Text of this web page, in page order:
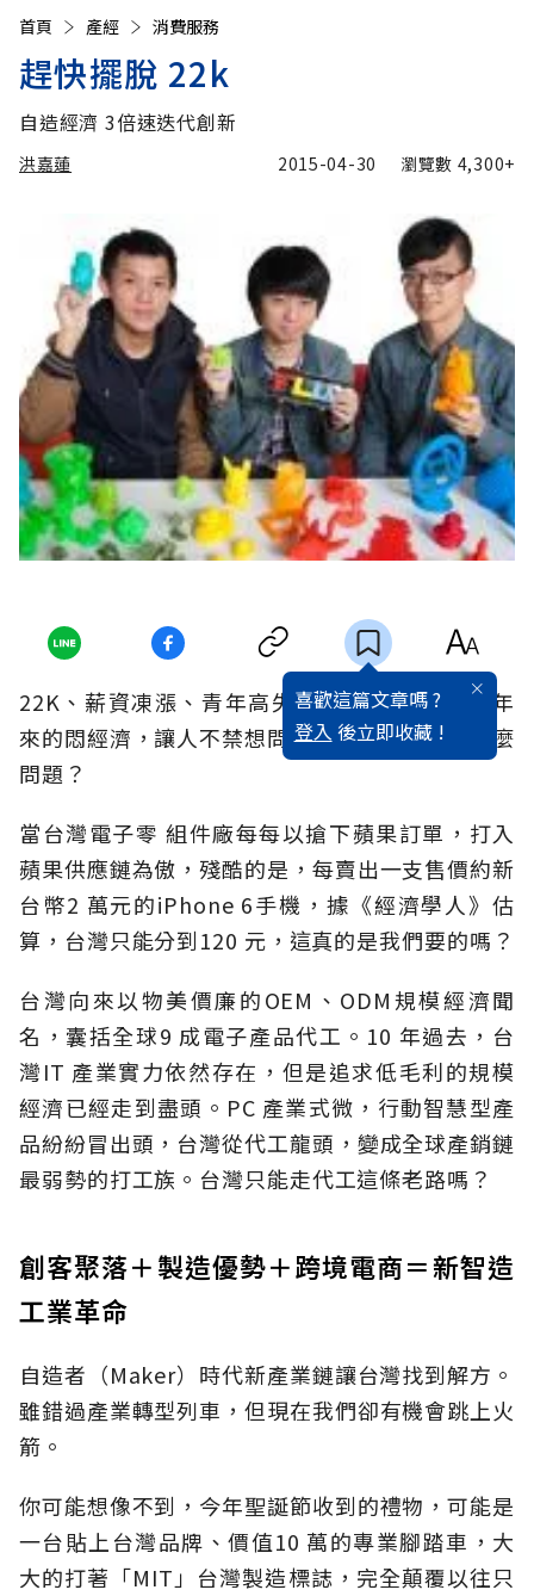
首頁 產經 消費服務
趕快擺脫 22k
自造經濟 3倍速迭代創新
洪嘉蓮 2015-04-30 瀏覽數 4,300+
喜歡這篇文章嗎 ?
登入 後立即收藏 !
22K、薪資凍漲、青年高失業率??，台灣這10 年
來的悶經濟，讓人不禁想問，台灣，到底出了什麼
問題？
當台灣電子零 組件廠每每以搶下蘋果訂單，打入
蘋果供應鏈為傲，殘酷的是，每賣出一支售價約新
台幣2 萬元的iPhone 6手機，據《經濟學人》估
算，台灣只能分到120 元，這真的是我們要的嗎？
台灣向來以物美價廉的OEM、ODM規模經濟聞
名，囊括全球9 成電子產品代工。10 年過去，台
灣IT 產業實力依然存在，但是追求低毛利的規模
經濟已經走到盡頭。PC 產業式微，行動智慧型產
品紛紛冒出頭，台灣從代工龍頭，變成全球產銷鏈
最弱勢的打工族。台灣只能走代工這條老路嗎？
創客聚落＋製造優勢＋跨境電商＝新智造
工業革命
自造者（Maker）時代新產業鏈讓台灣找到解方。
雖錯過產業轉型列車，但現在我們卻有機會跳上火
箭。
你可能想像不到，今年聖誕節收到的禮物，可能是
一台貼上台灣品牌、價值10 萬的專業腳踏車，大
大的打著「MIT」台灣製造標誌，完全顛覆以往只